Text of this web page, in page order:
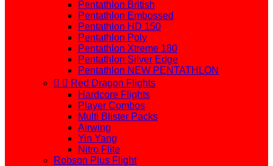
Pentathlon British
Pentathlon Embossed
Pentathlon HD 150
Pentathlon Poly
Pentathlon Xtreme 180
Pentathlon Silver Edge
Pentathlon NEW PENTATHLON
  Red Dragon Flights
Hardcore Flights
Player Combos
Multi Blister Packs
Airwing
Yin Yang
Nitro Flite
Robson Plus Flight